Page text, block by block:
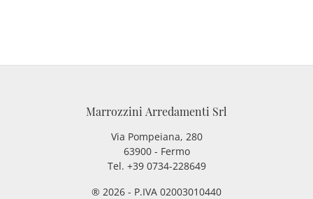
Marrozzini Arredamenti Srl
Via Pompeiana, 280
63900 - Fermo
Tel. +39 0734-228649
® 2026 - P.IVA 02003010440